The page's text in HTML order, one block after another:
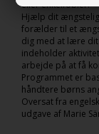
eller enkelfobier.
Hjælp dit
forælder til et
dig med at lære dit
indeholder
arbejde på at få
Programmet er
håndtere børns
Oversat fra
udgave af Marie